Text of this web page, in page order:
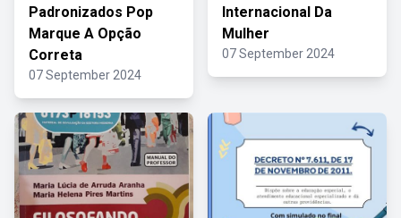
Padronizados Pop
Marque A Opção
Correta
07 September 2024
Internacional Da
Mulher
07 September 2024